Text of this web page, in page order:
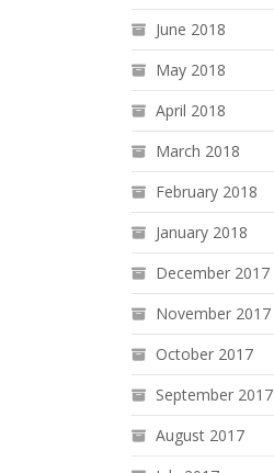
June 2018
May 2018
April 2018
March 2018
February 2018
January 2018
December 2017
November 2017
October 2017
September 2017
August 2017